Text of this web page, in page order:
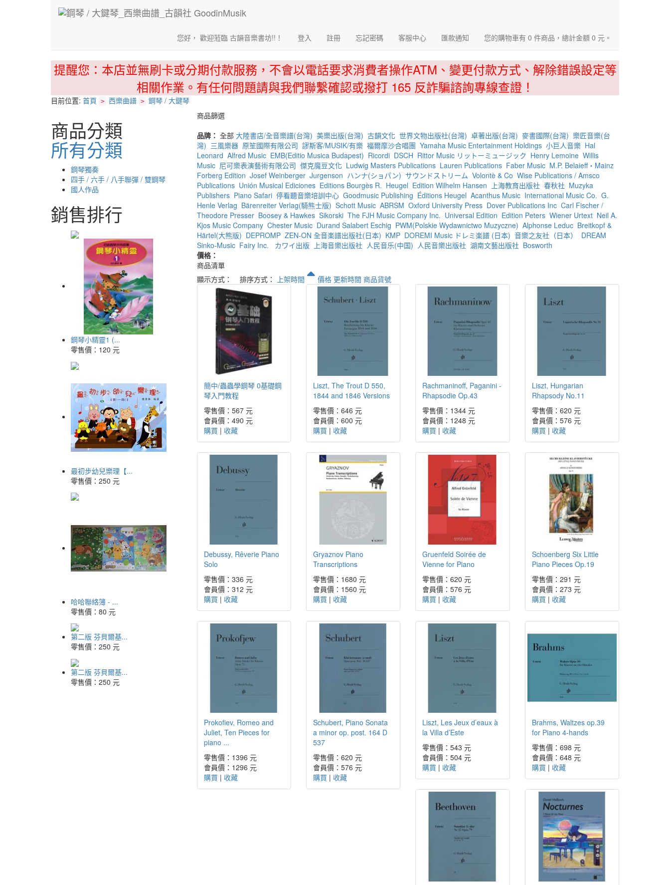
您好， 歡迎蒞臨 古韻音樂書坊!!！ 登入 註冊 忘記密碼 客服中心 匯款通知 您的購物車有 0 件商品，總計金額 0 元。
提醒您：本店並無刷卡或分期付款服務，不會以電話要求消費者操作ATM、變更付款方式、解除錯誤設定等
相關作業。有任何問題請與我們聯繫確認或撥打 165 反詐騙諮詢專線查證！
目前位置: 首頁 > 西樂曲譜 > 鋼琴 / 大鍵琴
商品分類
所有分類
鋼琴獨奏
四手 / 六手 / 八手聯彈 / 雙鋼琴
國人作品
銷售排行
鋼琴小精靈1 (...
零售價： 120 元
最初步幼兒樂理【...
零售價： 250 元
哈哈聯絡簿 - ...
零售價： 80 元
第二版 芬貝爾基...
零售價： 250 元
第二版 芬貝爾基...
零售價： 250 元
商品篩選
品牌： 全部 大陸書店/全音樂譜(台灣) 美樂出版(台灣) 古韻文化 世界文物出版社(台灣) 卓著出版(台灣) 麥書國際(台灣) 樂匠音樂(台
灣) 三風樂器 原笙國際有限公司 謬斯客/MUSIK/有樂 福爾摩沙合唱團 Yamaha Music Entertainment Holdings 小巨人音樂 Hal
Leonard Alfred Music EMB(Editio Musica Budapest) Ricordi DSCH Rittor Music リットーミュージック Henry Lemoine Willis
Music 尼可樂表演藝術有限公司 傑克魔豆文化 Ludwig Masters Publications Lauren Publications Faber Music M.P. Belaieff・Mainz
Forberg Edition Josef Weinberger Jurgenson ハンナ(ショパン) サウンドストリーム Volontè & Co Wise Publications / Amsco
Publications Unión Musical Ediciones Editions Bourgès R. Heugel Edition Wilhelm Hansen 上海教育出版社 春秋社 Muzyka
Publishers Piano Safari 停看聽音樂培訓中心 Goodmusic Publishing Éditions Heugel Acanthus Music International Music Co. G.
Henle Verlag Bärenreiter Verlag(騎熊士版) Schott Music ABRSM Oxford University Press Dover Publications Inc Carl Fischer /
Theodore Presser Boosey & Hawkes Sikorski The FJH Music Company Inc. Universal Edition Edition Peters Wiener Urtext Neil A.
Kjos Music Company Chester Music Durand Salabert Eschig PWM(Polskie Wydawnictwo Muzyczne) Alphonse Leduc Breitkopf &
Härtel(大熊版) DEPROMP ZEN-ON 全音楽譜出版社(日本) KMP DOREMI Music ドレミ楽譜 (日本) 音樂之友社（日本）
DREAM
Sinko-Music Fairy Inc. カワイ出版 上海音樂出版社 人民音乐(中国) 人民音樂出版社 湖南文藝出版社 Bosworth
價格：
商品清單
顯示方式：
排序方式： 上架時間 價格 更新時間 商品貨號
簡中/蟲蟲學鋼琴 0基礎鋼
琴入門教程
零售價：567 元
會員價：490 元
購買 | 收藏
Liszt, The Trout D 550,
1844 and 1846 Versions
零售價：646 元
會員價：600 元
購買 | 收藏
Rachmaninoff, Paganini -
Rhapsodie Op.43
零售價：1344 元
會員價：1248 元
購買 | 收藏
Liszt, Hungarian
Rhapsody No.11
零售價：620 元
會員價：576 元
購買 | 收藏
Debussy, Rêverie Piano
Solo
零售價：336 元
會員價：312 元
購買 | 收藏
Gryaznov Piano
Transcriptions
零售價：1680 元
會員價：1560 元
購買 | 收藏
Gruenfeld Soirée de
Vienne for Piano
零售價：620 元
會員價：576 元
購買 | 收藏
Schoenberg Six Little
Piano Pieces Op.19
零售價：291 元
會員價：273 元
購買 | 收藏
Prokofiev, Romeo and
Juliet, Ten Pieces for
piano ...
零售價：1396 元
會員價：1296 元
購買 | 收藏
Schubert, Piano Sonata
a minor op. post. 164 D
537
零售價：620 元
會員價：576 元
購買 | 收藏
Liszt, Les Jeux d’eaux à
la Villa d’Este
零售價：543 元
會員價：504 元
購買 | 收藏
Brahms, Waltzes op.39
for Piano 4-hands
零售價：698 元
會員價：648 元
購買 | 收藏